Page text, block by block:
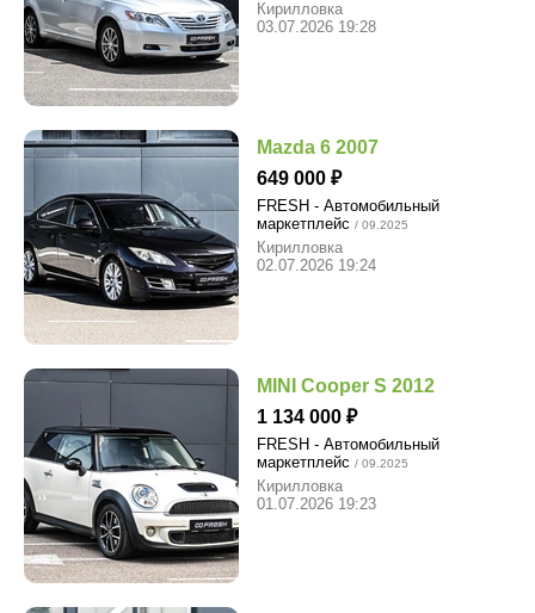
Кирилловка
03.07.2026 19:28
Mazda 6 2007
649 000
FRESH - Автомобильный
маркетплейс / 09.2025
Кирилловка
02.07.2026 19:24
MINI Cooper S 2012
1 134 000
FRESH - Автомобильный
маркетплейс / 09.2025
Кирилловка
01.07.2026 19:23